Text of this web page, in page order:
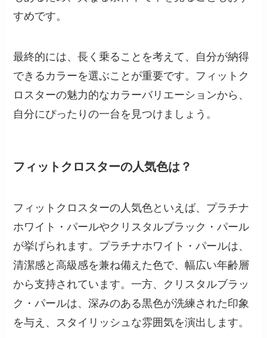
すめです。
最終的には、長く乗ることを考えて、自分が納得
できるカラーを選ぶことが重要です。フィットク
ロスターの魅力的なカラーバリエーションから、
自分にぴったりの一台を見つけましょう。
フィットクロスターの人気色は？
フィットクロスターの人気色といえば、プラチナ
ホワイト・パールやクリスタルブラック・パール
が挙げられます。プラチナホワイト・パールは、
清潔感と高級感を兼ね備えた色で、幅広い年齢層
から支持されています。一方、クリスタルブラッ
ク・パールは、深みのある黒色が洗練された印象
を与え、スタイリッシュな雰囲気を演出します。